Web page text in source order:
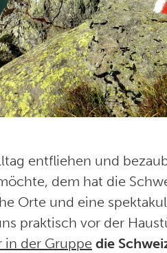
entfliehen und
dem hat die
Orte und eine
praktisch vor der
in der Gruppe die